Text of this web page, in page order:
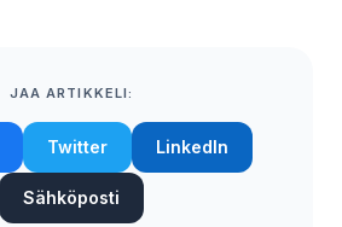
JAA ARTIKKELI:
Twitter LinkedIn
Sähköposti